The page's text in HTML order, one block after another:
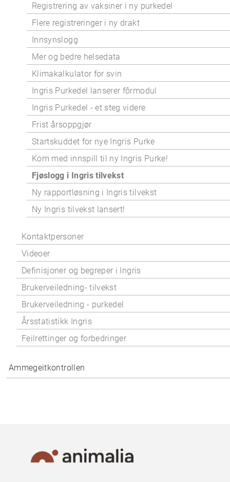
Registrering av vaksiner i ny purkedel
Flere registreringer i ny drakt
Innsynslogg
Mer og bedre helsedata
Klimakalkulator for svin
Ingris Purkedel lanserer fôrmodul
Ingris Purkedel - et steg videre
Frist årsoppgjør
Startskuddet for nye Ingris Purke
Kom med innspill til ny Ingris Purke!
Fjøslogg i Ingris tilvekst
Ny rapportløsning i Ingris tilvekst
Ny Ingris tilvekst lansert!
Kontaktpersoner
Videoer
Definisjoner og begreper i Ingris
Brukerveiledning- tilvekst
Brukerveiledning - purkedel
Årsstatistikk Ingris
Feilrettinger og forbedringer
Ammegeitkontrollen